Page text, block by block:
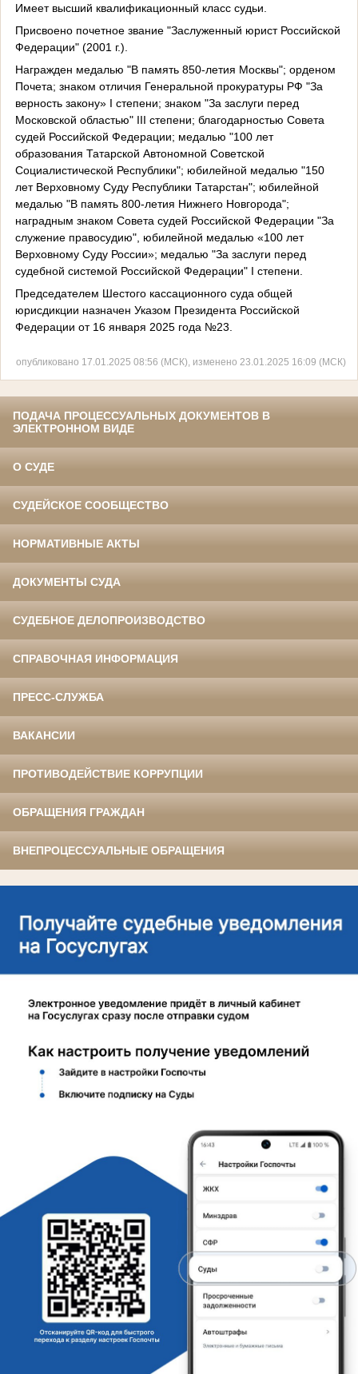
Имеет высший квалификационный класс судьи.
Присвоено почетное звание "Заслуженный юрист Российской
Федерации" (2001 г.).
Награжден медалью "В память 850-летия Москвы"; орденом
Почета; знаком отличия Генеральной прокуратуры РФ "За
верность закону» I степени; знаком "За заслуги перед
Московской областью" III степени; благодарностью Совета
судей Российской Федерации; медалью "100 лет
образования Татарской Автономной Советской
Социалистической Республики"; юбилейной медалью "150
лет Верховному Суду Республики Татарстан"; юбилейной
медалью "В память 800-летия Нижнего Новгорода";
наградным знаком Совета судей Российской Федерации "За
служение правосудию", юбилейной медалью «100 лет
Верховному Суду России»; медалью "За заслуги перед
судебной системой Российской Федерации" I степени.
Председателем Шестого кассационного суда общей
юрисдикции назначен Указом Президента Российской
Федерации от 16 января 2025 года №23.
опубликовано 17.01.2025 08:56 (МСК), изменено 23.01.2025 16:09 (МСК)
ПОДАЧА ПРОЦЕССУАЛЬНЫХ ДОКУМЕНТОВ В
ЭЛЕКТРОННОМ ВИДЕ
О СУДЕ
СУДЕЙСКОЕ СООБЩЕСТВО
НОРМАТИВНЫЕ АКТЫ
ДОКУМЕНТЫ СУДА
СУДЕБНОЕ ДЕЛОПРОИЗВОДСТВО
СПРАВОЧНАЯ ИНФОРМАЦИЯ
ПРЕСС-СЛУЖБА
ВАКАНСИИ
ПРОТИВОДЕЙСТВИЕ КОРРУПЦИИ
ОБРАЩЕНИЯ ГРАЖДАН
ВНЕПРОЦЕССУАЛЬНЫЕ ОБРАЩЕНИЯ